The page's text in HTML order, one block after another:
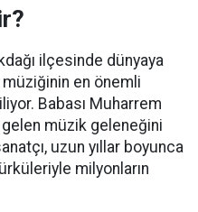
ilçesinde dünyaya
en önemli
Babası Muharrem
müzik geleneğini
uzun yıllar boyunca
milyonların